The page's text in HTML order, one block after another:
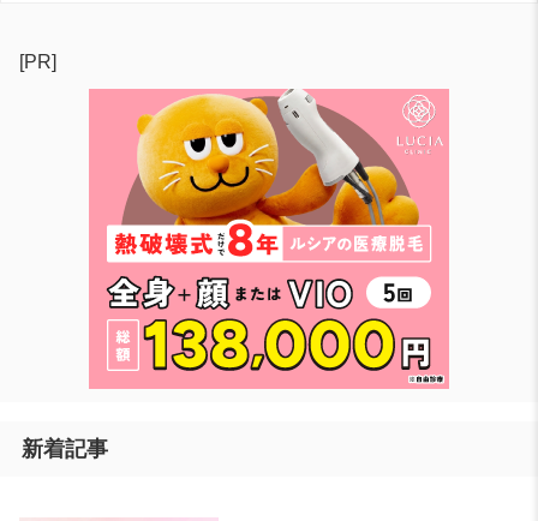
[PR]
新着記事